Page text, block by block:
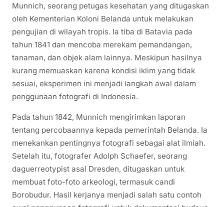
Munnich, seorang petugas kesehatan yang ditugaskan
oleh Kementerian Koloni Belanda untuk melakukan
pengujian di wilayah tropis. Ia tiba di Batavia pada
tahun 1841 dan mencoba merekam pemandangan,
tanaman, dan objek alam lainnya. Meskipun hasilnya
kurang memuaskan karena kondisi iklim yang tidak
sesuai, eksperimen ini menjadi langkah awal dalam
penggunaan fotografi di Indonesia.
Pada tahun 1842, Munnich mengirimkan laporan
tentang percobaannya kepada pemerintah Belanda. Ia
menekankan pentingnya fotografi sebagai alat ilmiah.
Setelah itu, fotografer Adolph Schaefer, seorang
daguerreotypist asal Dresden, ditugaskan untuk
membuat foto-foto arkeologi, termasuk candi
Borobudur. Hasil kerjanya menjadi salah satu contoh